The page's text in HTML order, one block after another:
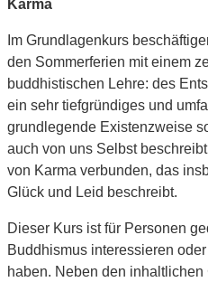
Karma
Im Grundlagenkurs
den Sommerferien mit einem
buddhistischen Lehre: des
ein sehr tiefgründiges und
grundlegende Existenzweise
auch von uns Selbst
von Karma verbunden, das
Glück und Leid beschreibt.
Dieser Kurs ist für Personen
Buddhismus interessieren
haben. Neben den